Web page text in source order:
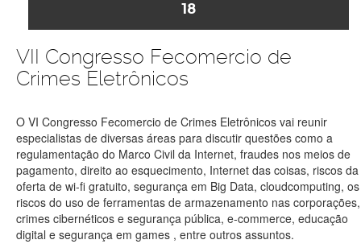
18
VII Congresso Fecomercio de
Crimes Eletrônicos
O VI Congresso Fecomercio de Crimes Eletrônicos vai reunir
especialistas de diversas áreas para discutir questões como a
regulamentação do Marco Civil da Internet, fraudes nos meios de
pagamento, direito ao esquecimento, Internet das coisas, riscos da
oferta de wi-fi gratuito, segurança em Big Data, cloudcomputing, os
riscos do uso de ferramentas de armazenamento nas corporações,
crimes cibernéticos e segurança pública, e-commerce, educação
digital e segurança em games , entre outros assuntos.